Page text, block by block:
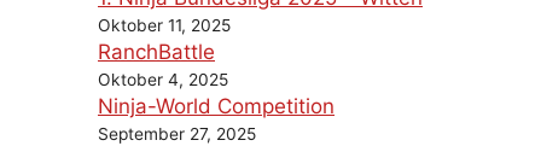
Oktober 11, 2025
RanchBattle
Oktober 4, 2025
Ninja-World Competition
September 27, 2025